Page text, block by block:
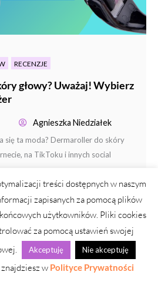
RECENZJE
głowy? Uważaj! Wybierz
Agnieszka Niedziałek
się ta moda? Dermaroller do skóry
na TikToku i innych social
treści dostępnych w naszym
zapisanych za pomocą plików
użytkowników. Pliki cookies
za pomocą ustawień swojej
Akceptuję Nie akceptuję
w Polityce Prywatności